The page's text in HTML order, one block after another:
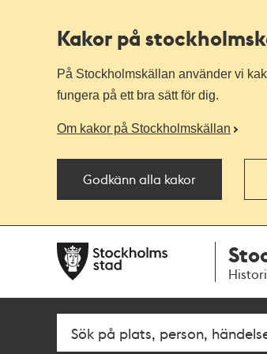
Kakor på
På Stockholmskällan använder vi
fungera på ett bra sätt för dig.
Om kakor på Stockholmskällan
Godkänn alla kakor
navigationen
huvudinnehållet
Fritextsök